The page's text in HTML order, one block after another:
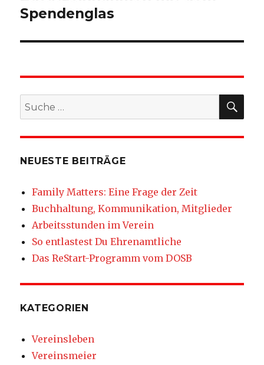
Spendenglas
Suche
nach:
NEUESTE BEITRÄGE
Family Matters: Eine Frage der Zeit
Buchhaltung, Kommunikation, Mitglieder
Arbeitsstunden im Verein
So entlastest Du Ehrenamtliche
Das ReStart-Programm vom DOSB
KATEGORIEN
Vereinsleben
Vereinsmeier